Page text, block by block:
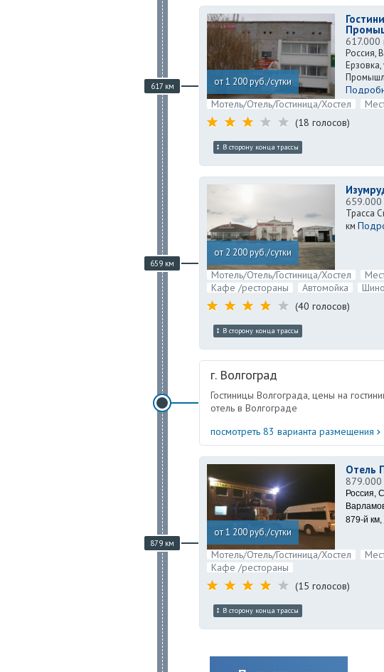
617 км от 1 200 руб./сутки
617.000
Россия,
Ерзовка,
Мотель/Отель/Гостиница/Хостел
(18 голосов)
В сторону конца трассы
659 км
от 2 200 руб./сутки
659.000
Трасса
км
Мотель/Отель/Гостиница/Хостел
Кафе /рестораны
Автомойка
(40 голосов)
В сторону конца трассы
г. Волгоград
Гостиницы Волгограда, цены на
отель в Волгограде
посмотреть 83 варианта размещения
879 км
от 1 200 руб./сутки
Отель
879.000
Россия,
879-й км,
Мотель/Отель/Гостиница/Хостел
Кафе /рестораны
(15 голосов)
В сторону конца трассы